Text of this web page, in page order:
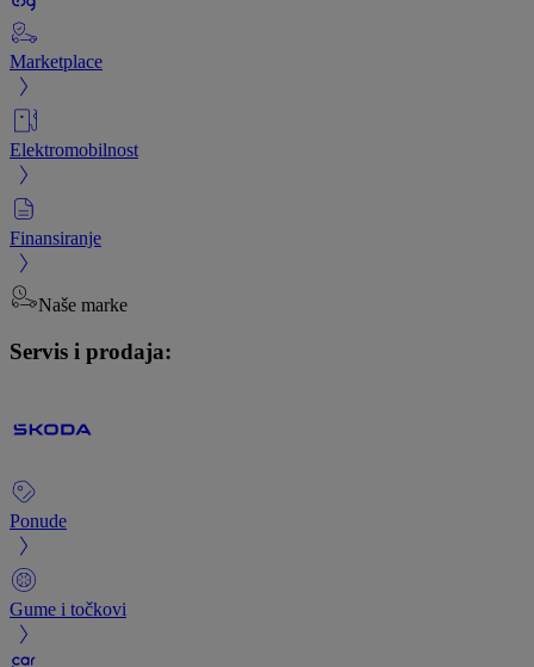
Marketplace
Elektromobilnost
Finansiranje
Naše marke
Servis i prodaja:
Ponude
Gume i točkovi